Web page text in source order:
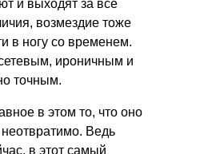
и выходят за все
возмездие тоже
в ногу со временем.
ироничным и
точным.
в этом то, что оно
Ведь
в этот самый